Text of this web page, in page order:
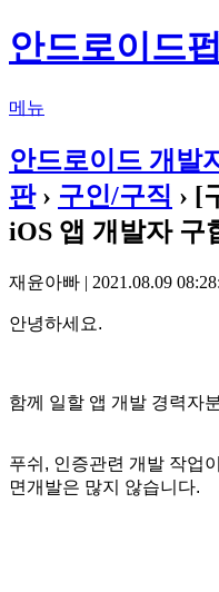
안드로이드펍
메뉴
안드로이드 개발
판› 구인/구직 › [
iOS 앱 개발자 구
재윤아빠 | 2021.08.09
안녕하세요.
함께 일할 앱 개발 경력자
푸쉬, 인증관련 개발 작업
면개발은 많지 않습니다.